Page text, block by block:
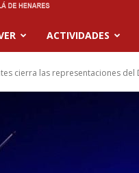
ACTIVIDADES
cierra las representaciones del